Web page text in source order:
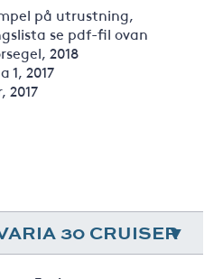
på utrustning,
se pdf-fil ovan
2018
1, 2017
2017
30 CRUISER